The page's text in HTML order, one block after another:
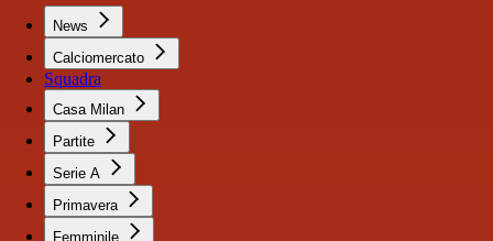
News
Calciomercato
Squadra
Casa Milan
Partite
Serie A
Primavera
Femminile